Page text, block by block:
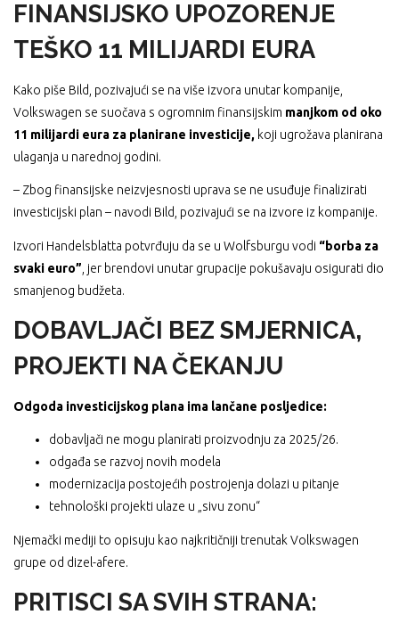
FINANSIJSKO UPOZORENJE
TEŠKO 11 MILIJARDI EURA
Kako piše Bild, pozivajući se na više izvora unutar kompanije,
Volkswagen se suočava s ogromnim finansijskim manjkom od oko
11 milijardi eura za planirane investicije, koji ugrožava planirana
ulaganja u narednoj godini.
– Zbog finansijske neizvjesnosti uprava se ne usuđuje finalizirati
investicijski plan – navodi Bild, pozivajući se na izvore iz kompanije.
Izvori Handelsblatta potvrđuju da se u Wolfsburgu vodi “borba za
svaki euro” , jer brendovi unutar grupacije pokušavaju osigurati dio
smanjenog budžeta.
DOBAVLJAČI BEZ SMJERNICA,
PROJEKTI NA ČEKANJU
Odgoda investicijskog plana ima lančane posljedice:
dobavljači ne mogu planirati proizvodnju za 2025/26.
odgađa se razvoj novih modela
modernizacija postojećih postrojenja dolazi u pitanje
tehnološki projekti ulaze u „sivu zonu“
Njemački mediji to opisuju kao najkritičniji trenutak Volkswagen
grupe od dizel-afere.
PRITISCI SA SVIH STRANA: